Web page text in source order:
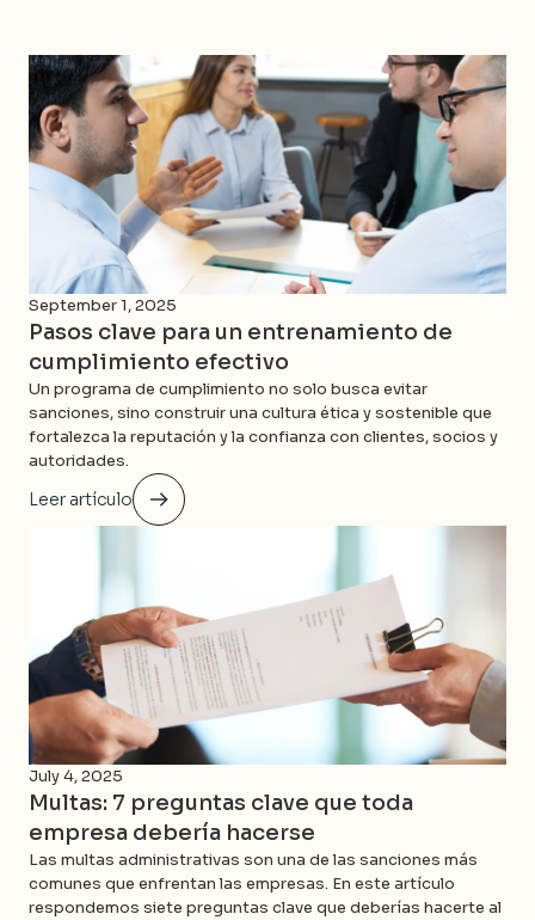
Te puede interesar...
September 1, 2025
Pasos clave para un entrenamiento de
cumplimiento efectivo
Un programa de cumplimiento no solo busca evitar
sanciones, sino construir una cultura ética y sostenible que
fortalezca la reputación y la confianza con clientes, socios y
autoridades.
Leer artículo
July 4, 2025
Multas: 7 preguntas clave que toda
empresa debería hacerse
Las multas administrativas son una de las sanciones más
comunes que enfrentan las empresas. En este artículo
respondemos siete preguntas clave que deberías hacerte al